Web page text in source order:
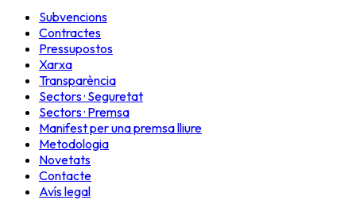
Subvencions
Contractes
Pressupostos
Xarxa
Transparència
Sectors · Seguretat
Sectors · Premsa
Manifest per una premsa lliure
Metodologia
Novetats
Contacte
Avís legal